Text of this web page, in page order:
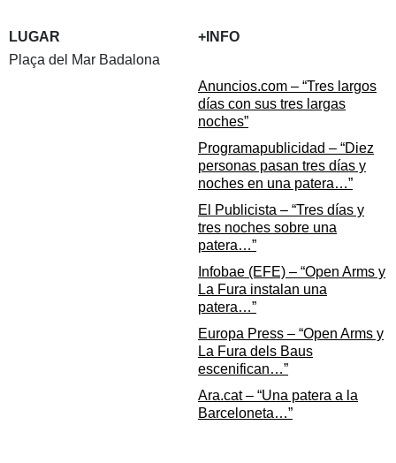
LUGAR
Plaça del Mar Badalona
+INFO
Anuncios.com – “Tres largos
días con sus tres largas
noches”
Programapublicidad – “Diez
personas pasan tres días y
noches en una patera…”
El Publicista – “Tres días y
tres noches sobre una
patera…”
Infobae (EFE) – “Open Arms y
La Fura instalan una
patera…”
Europa Press – “Open Arms y
La Fura dels Baus
escenifican…”
Ara.cat – “Una patera a la
Barceloneta…”